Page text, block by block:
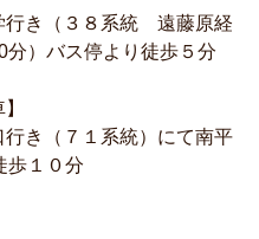
行き（３８系統 遠藤原経
分）バス停より徒歩５分
き（７１系統）にて南平
歩１０分